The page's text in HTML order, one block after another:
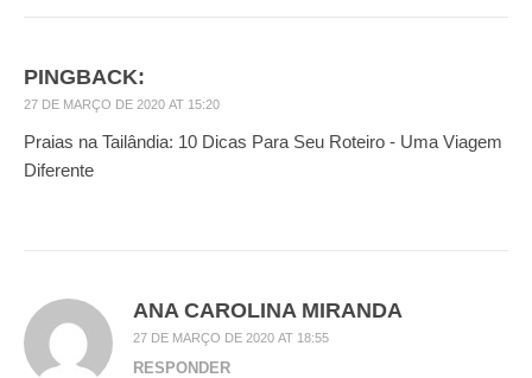
PINGBACK:
27 DE MARÇO DE 2020 AT 15:20
Praias na Tailândia: 10 Dicas Para Seu Roteiro - Uma Viagem
Diferente
ANA CAROLINA MIRANDA
27 DE MARÇO DE 2020 AT 18:55
RESPONDER